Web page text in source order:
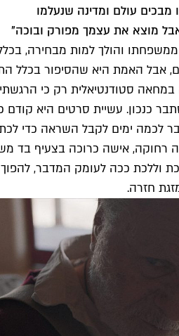
עולם ומדינה שנעלמו
מוצא את עצמך מפורק ובוכה"
והולך למות מבחירה,
אבל האמת היא שהסיפור בכלל
סטודנטיאלית רק כי
כנכון. עשיית סרטים היא קודם
לכמה ימים לקבל השראה כדי
רחוקה, אישה כרוכה בצעיף בד
וללכת ככה לעומק המדבר,
חזרה.